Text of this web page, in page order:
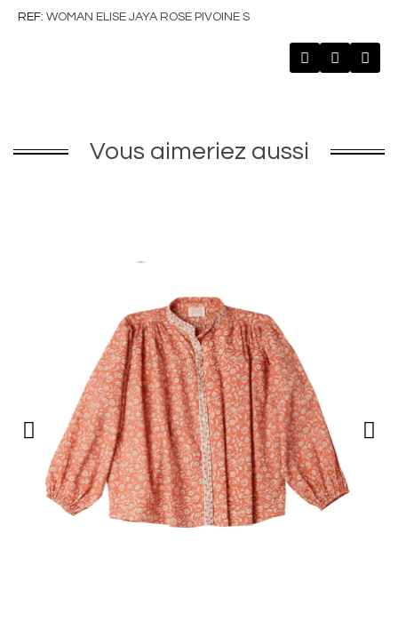
REF WOMAN ELISE JAYA ROSE PIVOINE S
Vous aimeriez aussi